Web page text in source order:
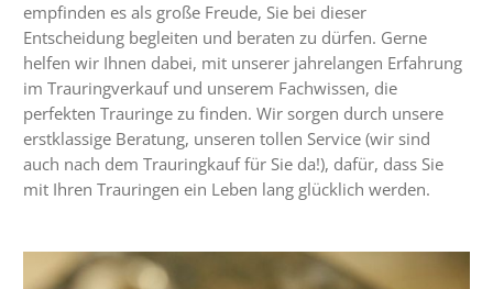
empfinden es als große Freude, Sie bei dieser
Entscheidung begleiten und beraten zu dürfen. Gerne
helfen wir Ihnen dabei, mit unserer jahrelangen Erfahrung
im Trauringverkauf und unserem Fachwissen, die
perfekten Trauringe zu finden. Wir sorgen durch unsere
erstklassige Beratung, unseren tollen Service (wir sind
auch nach dem Trauringkauf für Sie da!), dafür, dass Sie
mit Ihren Trauringen ein Leben lang glücklich werden.